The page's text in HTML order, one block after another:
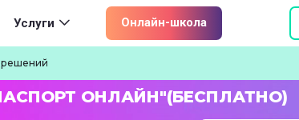
Услуги Онлайн-школа
ОНЛАЙН"(БЕСПЛАТНО)